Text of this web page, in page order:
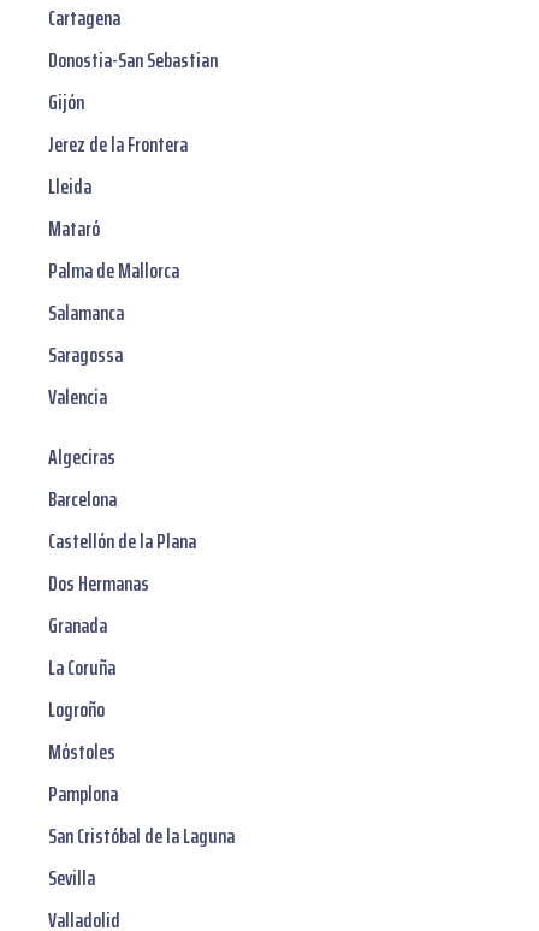
Cartagena
Donostia-San Sebastian
Gijón
Jerez de la Frontera
Lleida
Mataró
Palma de Mallorca
Salamanca
Saragossa
Valencia
Algeciras
Barcelona
Castellón de la Plana
Dos Hermanas
Granada
La Coruña
Logroño
Móstoles
Pamplona
San Cristóbal de la Laguna
Sevilla
Valladolid